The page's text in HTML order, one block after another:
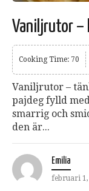
Vaniljrutor –
Cooking Time: 70
Vaniljrutor –
pajdeg fylld
smarrig och
den är...
Emilia
februari 1,